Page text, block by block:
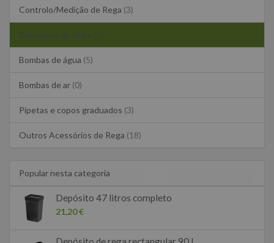
Controlo/Medição de Rega (3)
Depósitos de Rega
Bombas de água (5)
Bombas de ar (0)
Pipetas e copos graduados (3)
Outros Acessórios de Rega (18)
Popular nesta categoria
Depósito 47 litros completo
21,20 €